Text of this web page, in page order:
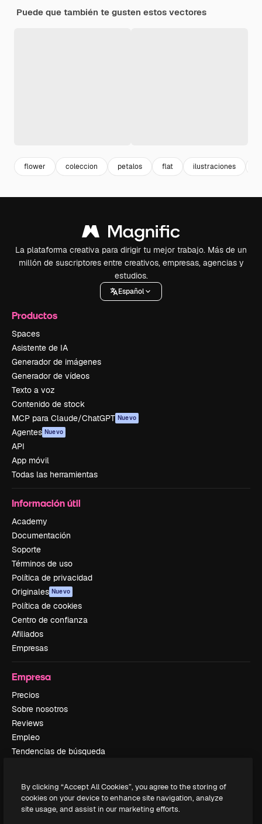
Puede que también te gusten estos vectores
flower coleccion petalos flat ilustraciones
La plataforma creativa para dirigir tu mejor trabajo. Más de un
millón de suscriptores entre creativos, empresas, agencias y
estudios.
Español
Productos
Spaces
Asistente de IA
Generador de imágenes
Generador de vídeos
Texto a voz
Contenido de stock
MCP para Claude/ChatGPT Nuevo
Agentes Nuevo
API
App móvil
Todas las herramientas
Información útil
Academy
Documentación
Soporte
Términos de uso
Política de privacidad
Originales Nuevo
Política de cookies
Centro de confianza
Afiliados
Empresas
Empresa
Precios
Sobre nosotros
Reviews
Empleo
Tendencias de búsqueda
Slidesgo
Vender contenido
By clicking “Accept All Cookies”, you agree to the storing of
cookies on your device to enhance site navigation, analyze
site usage, and assist in our marketing efforts.